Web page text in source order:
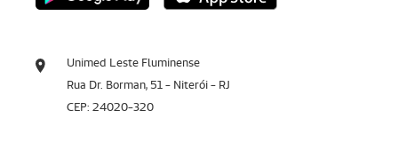
Unimed Leste Fluminense
Rua Dr. Borman, 51 - Niterói - RJ
CEP: 24020-320